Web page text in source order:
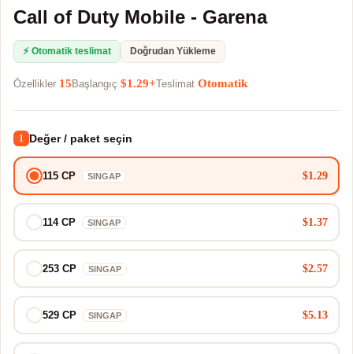
Call of Duty Mobile - Garena
⚡ Otomatik teslimat Doğrudan Yükleme
Özellikler 15 Başlangıç $1.29+Teslimat Otomatik
1 Değer / paket seçin
115 CP SINGAP $1.29
114 CP SINGAP $1.37
253 CP SINGAP $2.57
529 CP SINGAP $5.13